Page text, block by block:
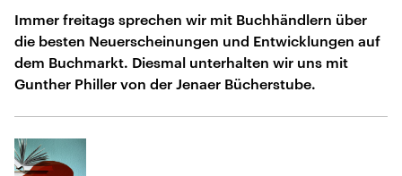
Immer freitags sprechen wir mit Buchhändlern über
die besten Neuerscheinungen und Entwicklungen auf
dem Buchmarkt. Diesmal unterhalten wir uns mit
Gunther Philler von der Jenaer Bücherstube.